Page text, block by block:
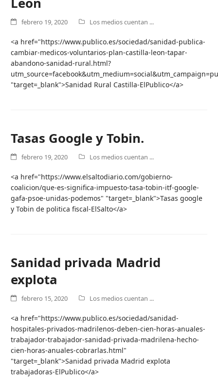
febrero 19, 2020 Los medios cuentan ...
<a href="https://www.publico.es/sociedad/sanidad-publica-
cambiar-medicos-voluntarios-plan-castilla-leon-tapar-
abandono-sanidad-rural.html?
"target=_blank">Sanidad Rural Castilla-ElPublico</a>
Tasas Google y Tobin.
febrero 19, 2020 Los medios cuentan ...
<a href="https://www.elsaltodiario.com/gobierno-
coalicion/que-es-significa-impuesto-tasa-tobin-itf-google-
gafa-psoe-unidas-podemos" "target=_blank">Tasas google
y Tobin de politica fiscal-ElSalto</a>
Sanidad privada Madrid
explota
febrero 15, 2020 Los medios cuentan ...
<a href="https://www.publico.es/sociedad/sanidad-
hospitales-privados-madrilenos-deben-cien-horas-anuales-
trabajador-trabajador-sanidad-privada-madrilena-hecho-
cien-horas-anuales-cobrarlas.html"
"target=_blank">Sanidad privada Madrid explota
trabajadoras-ElPublico</a>